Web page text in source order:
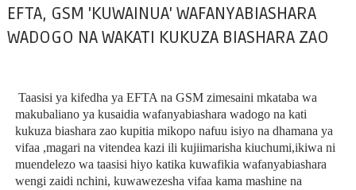
EFTA, GSM 'KUWAINUA' WAFANYABIASHARA
WADOGO NA WAKATI KUKUZA BIASHARA ZAO
Taasisi ya kifedha ya EFTA na GSM zimesaini mkataba wa
makubaliano ya kusaidia wafanyabiashara wadogo na kati
kukuza biashara zao kupitia mikopo nafuu isiyo na dhamana ya
vifaa ,magari na vitendea kazi ili kujiimarisha kiuchumi,ikiwa ni
muendelezo wa taasisi hiyo katika kuwafikia wafanyabiashara
wengi zaidi nchini, kuwawezesha vifaa kama mashine na